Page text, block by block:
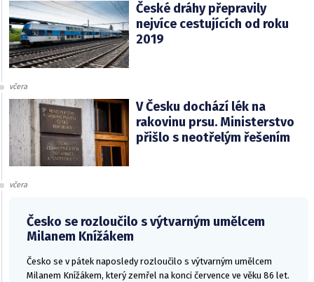
České dráhy přepravily
nejvíce cestujících od roku
2019
včera
V Česku dochází lék na
rakovinu prsu. Ministerstvo
přišlo s neotřelým řešením
včera
Česko se rozloučilo s výtvarným umělcem
Milanem Knížákem
Česko se v pátek naposledy rozloučilo s výtvarným umělcem
Milanem Knížákem, který zemřel na konci července ve věku 86 let.